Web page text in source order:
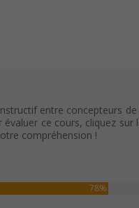
entre concepteurs de
ce cours, cliquez sur
compréhension !
78%